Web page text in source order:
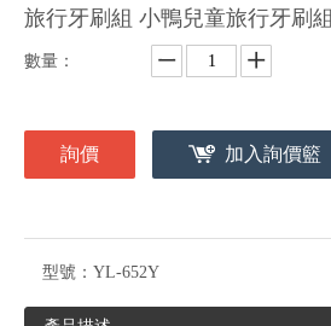
旅行牙刷組 小鴨兒童旅行牙刷組
數量：
詢價 加入詢價籃
型號： YL-652Y